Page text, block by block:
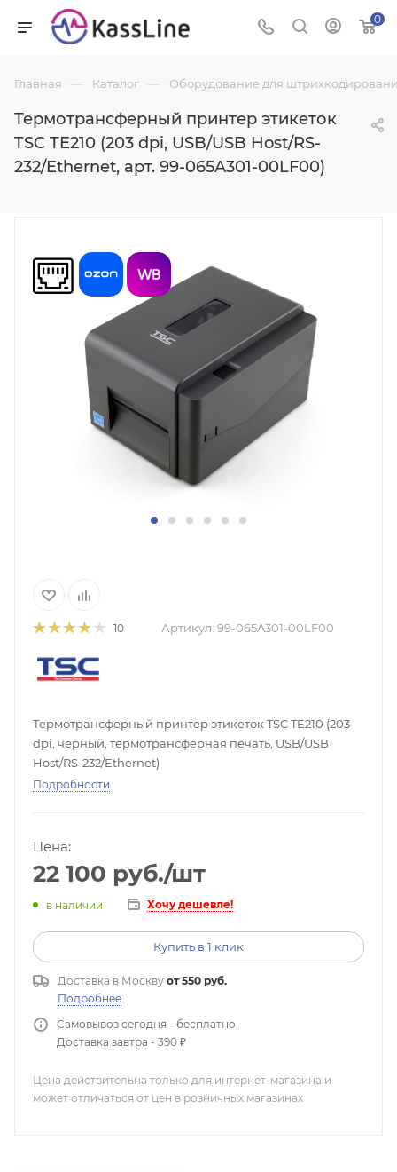
0
Главная — Каталог — Оборудование для
Термотрансферный принтер этикеток
TSC TE210 (203 dpi, USB/USB Host/RS-
232/Ethernet, арт. 99-065A301-00LF00)
10 Артикул: 99-065A301-00LF00
Термотрансферный принтер этикеток TSC TE210 (203
dpi, черный, термотрансферная печать, USB/USB
Host/RS-232/Ethernet)
Подробности
Цена:
22 100 руб./шт
в наличии Хочу дешевле!
Купить в 1 клик
Доставка в Москву от 550 руб.
Подробнее
Самовывоз сегодня - бесплатно
Доставка завтра - 390 ₽
Цена действительна только для интернет-магазина и
может отличаться от цен в розничных магазинах